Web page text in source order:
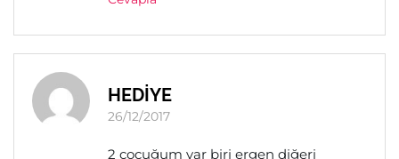
HEDİYE
26/12/2017
2 çocuğum var biri ergen diğeri